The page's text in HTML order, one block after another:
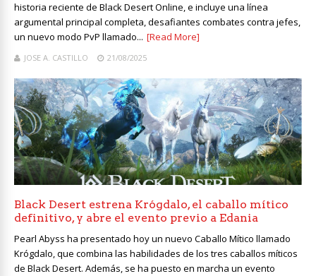
historia reciente de Black Desert Online, e incluye una línea
argumental principal completa, desafiantes combates contra jefes,
un nuevo modo PvP llamado... [Read More]
JOSE A. CASTILLO 21/08/2025
Black Desert estrena Krógdalo, el caballo mítico
definitivo, y abre el evento previo a Edania
Pearl Abyss ha presentado hoy un nuevo Caballo Mítico llamado
Krógdalo, que combina las habilidades de los tres caballos míticos
de Black Desert. Además, se ha puesto en marcha un evento